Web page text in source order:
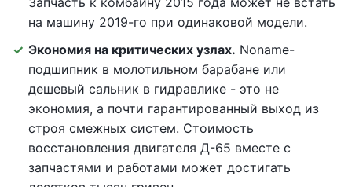
на машину 2019-го при одинаковой модели.
Экономия на критических узлах. Noname-
подшипник в молотильном барабане или
дешевый сальник в гидравлике - это не
экономия, а почти гарантированный выход из
строя смежных систем. Стоимость
восстановления двигателя Д-65 вместе с
запчастями и работами может достигать